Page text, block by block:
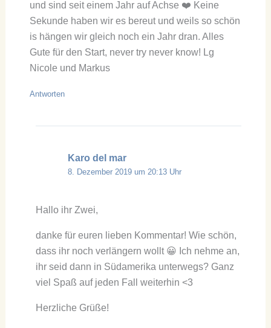
und sind seit einem Jahr auf Achse ❤️ Keine
Sekunde haben wir es bereut und weils so schön
is hängen wir gleich noch ein Jahr dran. Alles
Gute für den Start, never try never know! Lg
Nicole und Markus
Antworten
Karo del mar
8. Dezember 2019 um 20:13 Uhr
Hallo ihr Zwei,
danke für euren lieben Kommentar! Wie schön,
dass ihr noch verlängern wollt 😀 Ich nehme an,
ihr seid dann in Südamerika unterwegs? Ganz
viel Spaß auf jeden Fall weiterhin <3
Herzliche Grüße!